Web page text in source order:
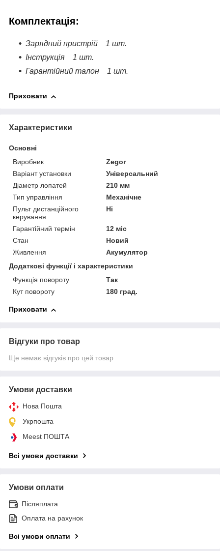
Комплектація:
Зарядний пристрій 1 шт.
Інструкція 1 шт.
Гарантійний талон 1 шт.
Приховати
Характеристики
Основні
Виробник
Zegor
Варіант установки
Універсальний
Діаметр лопатей
210 мм
Тип управління
Механічне
Пульт дистанційного
керування
Ні
Гарантійний термін
12 міс
Стан
Новий
Живлення
Акумулятор
Додаткові функції і характеристики
Функція повороту
Так
Кут повороту
180 град.
Приховати
Відгуки про товар
Ще немає відгуків про цей товар
Умови доставки
Нова Пошта
Укрпошта
Meest ПОШТА
Всі умови доставки
Умови оплати
Післяплата
Оплата на рахунок
Всі умови оплати